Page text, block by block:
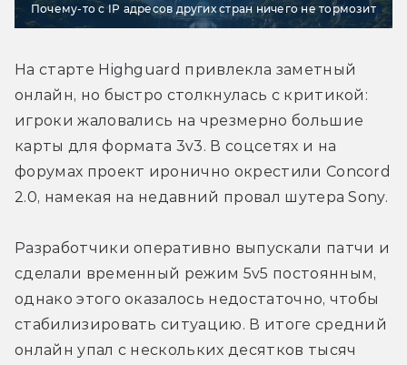
Почему-то с IP адресов других стран ничего не тормозит
На старте Highguard привлекла заметный
онлайн, но быстро столкнулась с критикой:
игроки жаловались на чрезмерно большие
карты для формата 3v3. В соцсетях и на
форумах проект иронично окрестили Concord
2.0, намекая на недавний провал шутера Sony.
Разработчики оперативно выпускали патчи и
сделали временный режим 5v5 постоянным,
однако этого оказалось недостаточно, чтобы
стабилизировать ситуацию. В итоге средний
онлайн упал с нескольких десятков тысяч